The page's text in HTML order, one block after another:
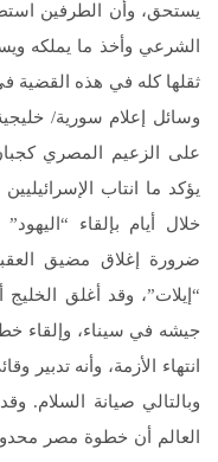
يستحق، وأن الطرفين
الشرعي وأخذ ما يملكه
وسائل إعلام سورية/
على الزعيم المصري
يؤكد ما انتاب
خلال أيام بإلقاء
ضرورة إغلاق مضيق
“إيلات”، وقد أغلق
جيشه في سيناء، وإلقاء
انتهاء الأزمة، وأنه
وبالتالي صيانة السلام.
العالم أن خطوة مصر